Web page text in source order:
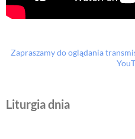
Zapraszamy do oglądania
Liturgia dnia